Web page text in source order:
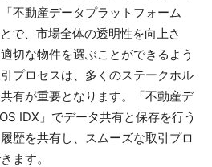
不動産データプラットフォーム
で、市場全体の透明性を向上さ
切な物件を選ぶことができるよう
プロセスは、多くのステークホル
有が重要となります。「不動産デ
IDX」でデータ共有と保存を行う
歴を共有し、スムーズな取引プロ
ます。